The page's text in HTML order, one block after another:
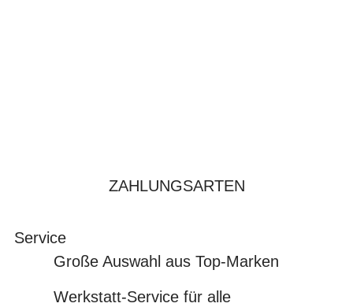
ZAHLUNGSARTEN
Service
Große Auswahl aus Top-Marken
Werkstatt-Service für alle